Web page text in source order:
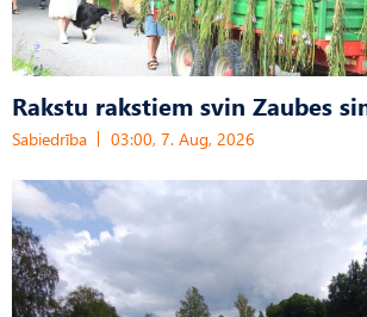
Rakstu rakstiem svin Zaubes
Sabiedrība 03:00, 7. Aug, 2026